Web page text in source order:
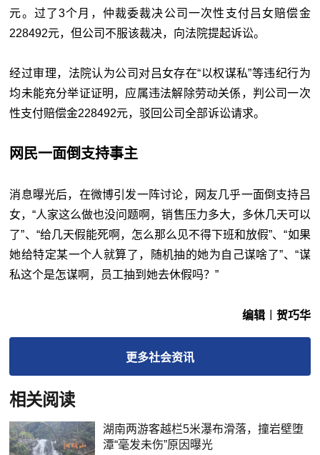
元。过了3个月，仲裁委裁决公司一次性支付吕女赔偿金
228492元，但公司不服该裁决，向法院提起诉讼。
经过审理，法院认为公司对吕女存在“以权谋私”等违纪行为
均未能充分举证证明，应属违法解除劳动关係，判公司一次
性支付赔偿金228492元，驳回公司全部诉讼请求。
网民一面倒支持事主
消息曝光后，在微博引发一阵讨论，网友几乎一面倒支持吕
女，“人家这么做也没问题啊，销售压力多大，多休几天可以
了”、“给几天假能死啊，怎么那么见不得下班和放假”、“如果
她给特定某一个人就算了，随机抽的她为自己谋啥了”、“谋
私这个是怎谋啊，员工抽到她去休假吗？”
编辑︱贺巧华
更多社会资讯
相关阅读
湖南两游客越栏5米瀑布滑落，撞岩壁堕
潭“毫发未伤”原因曝光